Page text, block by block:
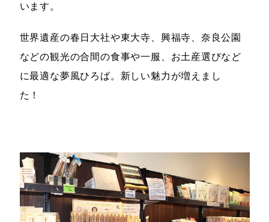
います。
世界遺産の春日大社や東大寺、興福寺、奈良公園
などの観光の合間の食事や一服、お土産選びなど
に最適な夢風ひろば。新しい魅力が増えまし
た！